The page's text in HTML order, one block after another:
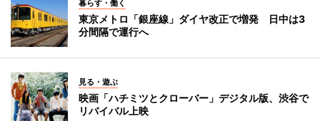
暮らす・働く
東京メトロ「銀座線」ダイヤ改正で増発 日中は3
分間隔で運行へ
見る・遊ぶ
映画「ハチミツとクローバー」デジタル版、渋谷で
リバイバル上映